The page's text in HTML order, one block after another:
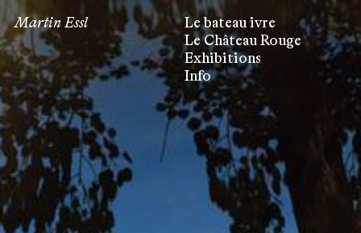
Martin Essl
Le bateau ivre
Le Château Rouge
Exhibitions
Info